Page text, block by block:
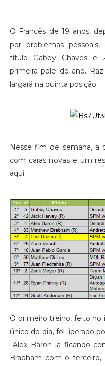
O Francês de 19 anos,
por problemas
título Gabby Chaves e
primeira pole do ano.
largará na quinta posição.
Nesse fim de semana, a
com caras novas e um
aqui.
O primeiro treino, feito no
único do dia, foi liderado
Alex Baron ia ficando
Brabham com o